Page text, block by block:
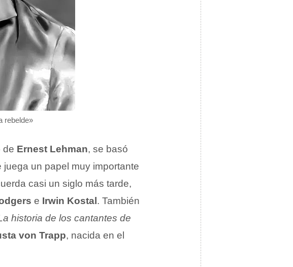
rebelde»
de Ernest Lehman, se basó
un papel muy importante
casi un siglo más tarde,
e Irwin Kostal . También
historia de los cantantes de
von Trapp, nacida en el